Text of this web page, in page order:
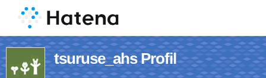
tsuruse_ahs Profil